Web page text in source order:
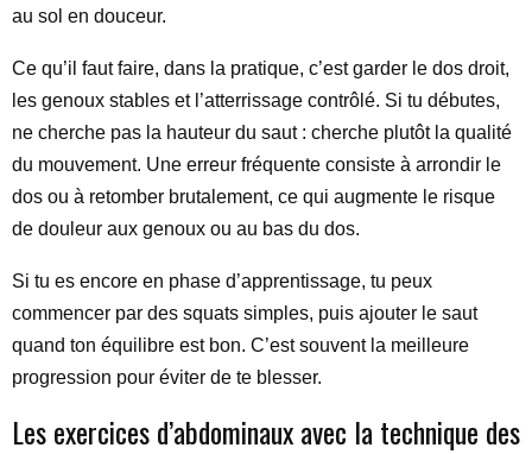
au sol en douceur.
Ce qu’il faut faire, dans la pratique, c’est garder le dos droit,
les genoux stables et l’atterrissage contrôlé. Si tu débutes,
ne cherche pas la hauteur du saut : cherche plutôt la qualité
du mouvement. Une erreur fréquente consiste à arrondir le
dos ou à retomber brutalement, ce qui augmente le risque
de douleur aux genoux ou au bas du dos.
Si tu es encore en phase d’apprentissage, tu peux
commencer par des squats simples, puis ajouter le saut
quand ton équilibre est bon. C’est souvent la meilleure
progression pour éviter de te blesser.
Les exercices d’abdominaux avec la technique des